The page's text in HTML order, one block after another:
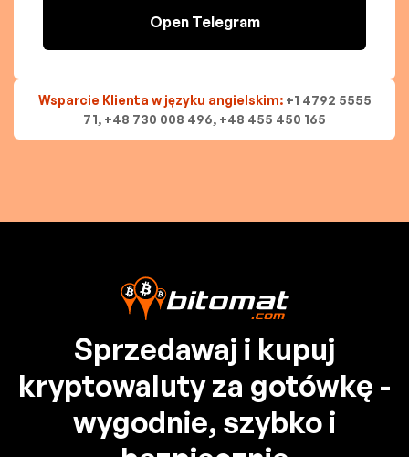
Open Telegram
Wsparcie Klienta w języku angielskim: +1 4792 5555
71, +48 730 008 496, +48 455 450 165
Sprzedawaj i kupuj
kryptowaluty za gotówkę -
wygodnie, szybko i